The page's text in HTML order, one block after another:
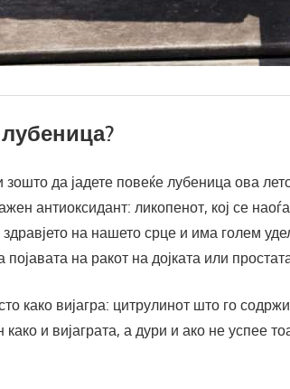
да јадете повеќе лубеница ова
антиоксидант: ликопенот, кој се
на нашето срце и има голем
на ракот на дојката или
како вијагра: цитрулинот што го
и вијаграта, а дури и ако не успее